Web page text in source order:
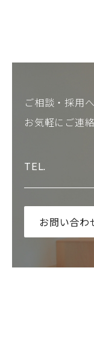
ご相談・採用
お気軽にご連
お問い合わ